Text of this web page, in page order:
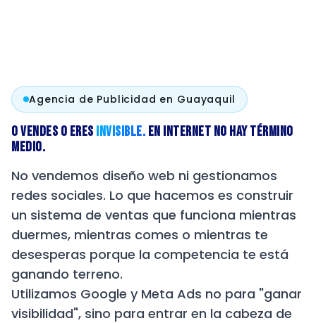
Agencia de Publicidad en Guayaquil
O VENDES O ERES INVISIBLE. EN INTERNET NO HAY TÉRMINO
MEDIO.
No vendemos diseño web ni gestionamos
redes sociales. Lo que hacemos es construir
un sistema de ventas que funciona mientras
duermes, mientras comes o mientras te
desesperas porque la competencia te está
ganando terreno.
Utilizamos Google y Meta Ads no para "ganar
visibilidad", sino para entrar en la cabeza de
Grafico Webs es la mejorAgencia de Publicidad